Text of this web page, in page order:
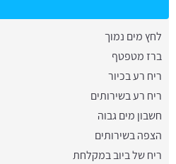
לחץ מים נמוך
ברז מטפטף
ריח רע בכיור
ריח רע בשירותים
חשבון מים גבוה
הצפה בשירותים
ריח של ביוב במקלחת